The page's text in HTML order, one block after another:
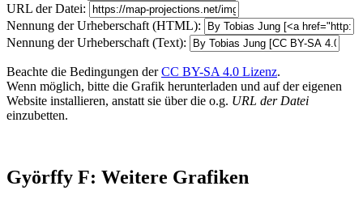
URL der Datei:
Nennung der Urheberschaft (HTML):
Nennung der Urheberschaft (Text):
Beachte die Bedingungen derCC BY-SA 4.0 Lizenz.
Wenn möglich, bitte die Grafik herunterladen und auf der eigenen
Website installieren, anstatt sie über die o.g. URL der Datei
einzubetten.
Györffy F: Weitere Grafiken